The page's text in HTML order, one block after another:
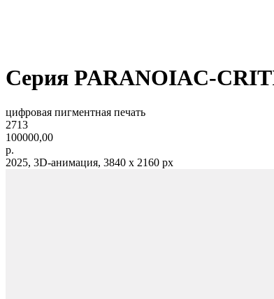
Серия PARANOIAC-
цифровая пигментная печать
2713
100000,00
р.
2025, 3D-анимация, 3840 х 2160 px